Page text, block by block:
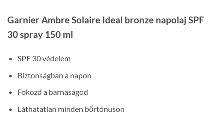
Garnier Ambre Solaire Ideal bronze napolaj SPF
30 spray 150 ml
SPF 30 védelem
Biztonságban a napon
Fokozd a barnaságod
Láthatatlan minden bőrtónuson